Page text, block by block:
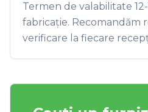
Termen de valabilitate
fabricație. Recomandăm
verificare la fiecare